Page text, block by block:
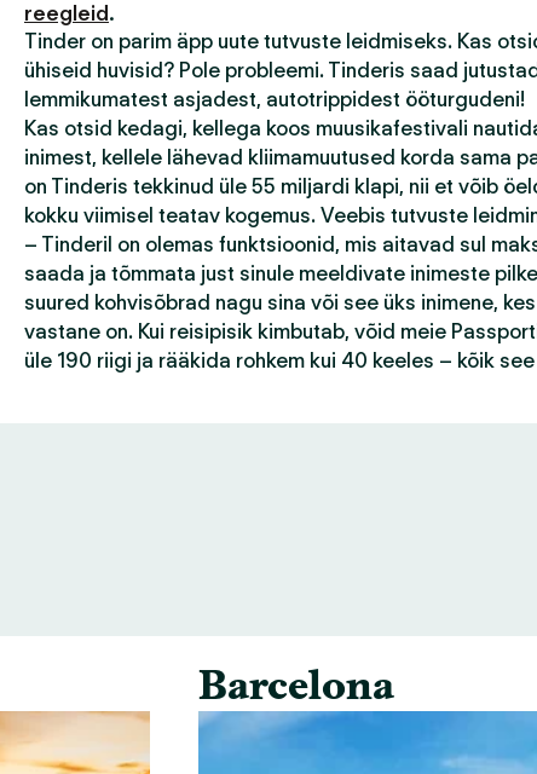
reegleid .
Tinder on parim äpp uute tutvuste leidmiseks. Kas
ühiseid huvisid? Pole probleemi. Tinderis saad
lemmikumatest asjadest, autotrippidest ööturgudeni!
Kas otsid kedagi, kellega koos muusikafestivali
inimest, kellele lähevad kliimamuutused korda sama
on Tinderis tekkinud üle 55 miljardi klapi, nii et võib
kokku viimisel teatav kogemus. Veebis tutvuste
– Tinderil on olemas funktsioonid, mis aitavad sul
saada ja tõmmata just sinule meeldivate inimeste
suured kohvisõbrad nagu sina või see üks inimene,
vastane on. Kui reisipisik kimbutab, võid meie
üle 190 riigi ja rääkida rohkem kui 40 keeles – kõik
Barcelona